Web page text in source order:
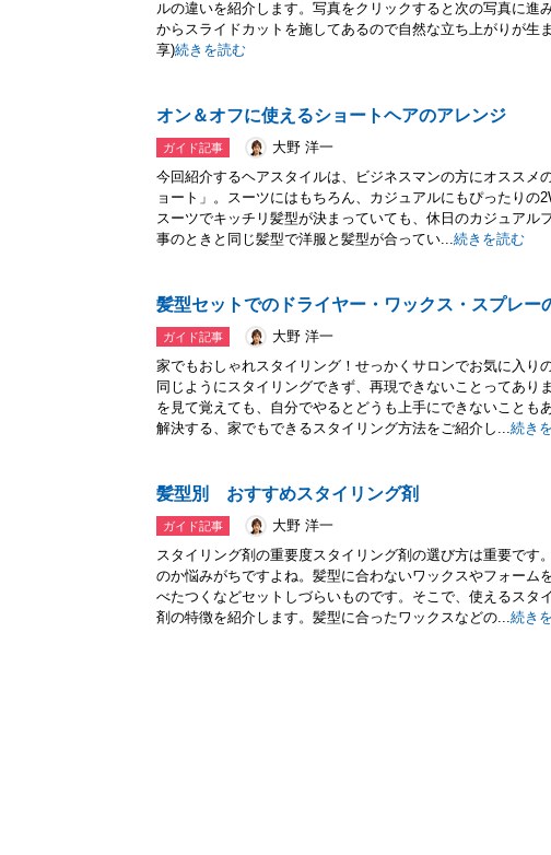
ルの違いを紹介します。写真をクリックすると次の写真に進
からスライドカットを施してあるので自然な立ち上がりが生
享)続きを読む
オン＆オフに使えるショートヘアのアレンジ
ガイド記事
大野 洋一
今回紹介するヘアスタイルは、ビジネスマンの方にオススメ
ョート」。スーツにはもちろん、カジュアルにもぴったりの
スーツでキッチリ髪型が決まっていても、休日のカジュアル
事のときと同じ髪型で洋服と髪型が合ってい...続きを読む
髪型セットでのドライヤー・ワックス・スプレー
ガイド記事
大野 洋一
家でもおしゃれスタイリング！せっかくサロンでお気に入り
同じようにスタイリングできず、再現できないことってあり
を見て覚えても、自分でやるとどうも上手にできないことも
解決する、家でもできるスタイリング方法をご紹介し...続き
髪型別 おすすめスタイリング剤
ガイド記事
大野 洋一
スタイリング剤の重要度スタイリング剤の選び方は重要です
のか悩みがちですよね。髪型に合わないワックスやフォーム
べたつくなどセットしづらいものです。そこで、使えるスタ
剤の特徴を紹介します。髪型に合ったワックスなどの...続き